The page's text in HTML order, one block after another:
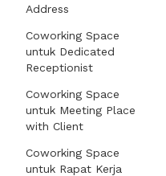
Address
Coworking Space
untuk Dedicated
Receptionist
Coworking Space
untuk Meeting Place
with Client
Coworking Space
untuk Rapat Kerja